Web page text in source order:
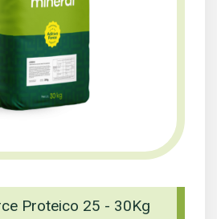
Proteico 25 - 30Kg